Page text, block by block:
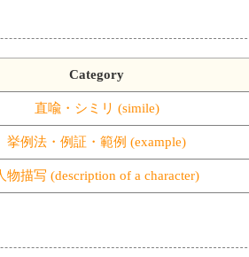
Category
直喩・シミリ (simile)
挙例法・例証・範例 (example)
物描写 (description of a character)